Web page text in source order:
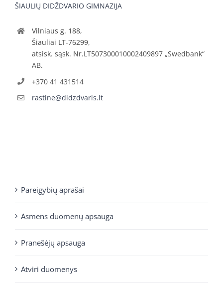
ŠIAULIŲ DIDŽDVARIO GIMNAZIJA
Vilniaus g. 188,
Šiauliai LT-76299,
atsisk. sąsk. Nr.LT507300010002409897 „Swedbank“
AB.
+370 41 431514
rastine@didzdvaris.lt
Pareigybių aprašai
Asmens duomenų apsauga
Pranešėjų apsauga
Atviri duomenys